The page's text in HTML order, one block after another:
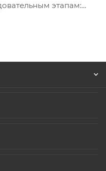
этапам: